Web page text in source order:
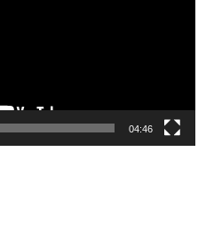
04:46